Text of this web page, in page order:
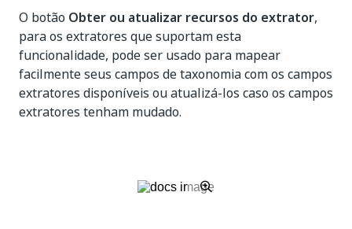
O botão Obter ou atualizar recursos do extrator,
para os extratores que suportam esta
funcionalidade, pode ser usado para mapear
facilmente seus campos de taxonomia com os campos
extratores disponíveis ou atualizá-los caso os campos
extratores tenham mudado.